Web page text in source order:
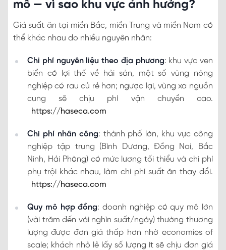
mô — vì sao khu vực ảnh hưởng?
Giá suất ăn tại miền Bắc, miền Trung và miền Nam có
thể khác nhau do nhiều nguyên nhân:
Chi phí nguyên liệu theo địa phương: khu vực ven
biển có lợi thế về hải sản, một số vùng nông
nghiệp có rau củ rẻ hơn; ngược lại, vùng xa nguồn
cung sẽ chịu phí vận chuyển cao.
https://haseca.com
Chi phí nhân công: thành phố lớn, khu vực công
nghiệp tập trung (Bình Dương, Đồng Nai, Bắc
Ninh, Hải Phòng) có mức lương tối thiểu và chi phí
phụ trội khác nhau, làm chi phí suất ăn thay đổi.
https://haseca.com
Quy mô hợp đồng: doanh nghiệp có quy mô lớn
(vài trăm đến vài nghìn suất/ngày) thường thương
lượng được đơn giá thấp hơn nhờ economies of
scale; khách nhỏ lẻ lấy số lượng ít sẽ chịu đơn giá